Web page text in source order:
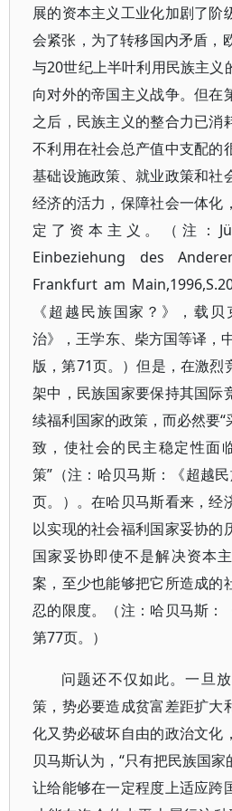
展的资本主义工业化加剧了阶
会紧张，为了转移国内矛盾，
与20世纪上半叶利用民族主义
向对外的帝国主义战争。但在
之后，民族主义的整合力已消
不利用在社会总产值中支配的
基础设施政策、就业政策和社
经济的活力，保障社会一体化
定了资本主义。（注：
Einbeziehung des
Frankfurt am
《超越民族国家？》，载
治》，王学东、柴方国等译，
版，第71页。）但是，在激烈
架中，民族国家要保持其国际
续福利国家的政策，而必然要
致，使社会的民主稳定性面
策”（注：哈贝马斯：《超越
页。）。在哈贝马斯看来，经
以实现的社会福利国家妥协的
国家妥协即使不是解决资本
案，至少也能够把它所造成的
忍的限度。（注：哈贝马斯：
第77页。）
问题还不仅如此。一旦
策，势必要造成贫富差距扩大
化又势必破坏自由的政治文化
贝马斯认为，“只有把民族国
让给能够在一定程度上适应跨